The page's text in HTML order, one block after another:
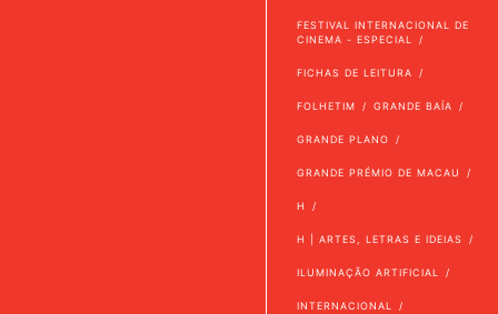
FESTIVAL INTERNACIONAL DE
CINEMA - ESPECIAL
FICHAS DE LEITURA
FOLHETIM GRANDE BAÍA
GRANDE PLANO
GRANDE PRÉMIO DE MACAU
H
H | ARTES, LETRAS E IDEIAS
ILUMINAÇÃO ARTIFICIAL
INTERNACIONAL